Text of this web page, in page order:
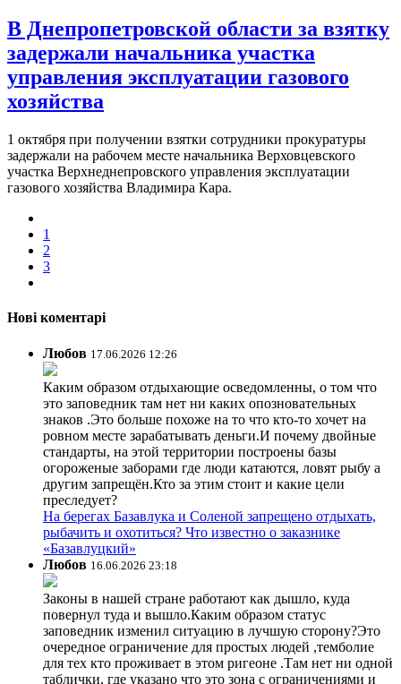
В Днепропетровской области за взятку
задержали начальника участка
управления эксплуатации газового
хозяйства
1 октября при получении взятки сотрудники прокуратуры
задержали на рабочем месте начальника Верховцевского
участка Верхнеднепровского управления эксплуатации
газового хозяйства Владимира Кара.
1
2
3
Нові коментарі
Любов 17.06.2026 12:26
Каким образом отдыхающие осведомленны, о том что
это заповедник там нет ни каких опозновательных
знаков .Это больше похоже на то что кто-то хочет на
ровном месте зарабатывать деньги.И почему двойные
стандарты, на этой территории построены базы
огороженые заборами где люди катаются, ловят рыбу а
другим запрещён.Кто за этим стоит и какие цели
преследует?
На берегах Базавлука и Соленой запрещено отдыхать,
рыбачить и охотиться? Что известно о заказнике
«Базавлуцкий»
Любов 16.06.2026 23:18
Законы в нашей стране работают как дышло, куда
повернул туда и вышло.Каким образом статус
заповедник изменил ситуацию в лучшую сторону?Это
очередное ограничение для простых людей ,темболие
для тех кто проживает в этом ригеоне .Там нет ни одной
таблички, где указано что это зона с ограничениями и